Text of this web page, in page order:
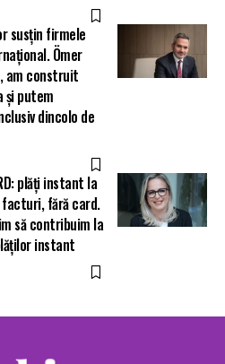
susțin firmele
Ömer
am construit
și putem
dincolo de
plăți instant la
fără card.
să contribuim la
instant